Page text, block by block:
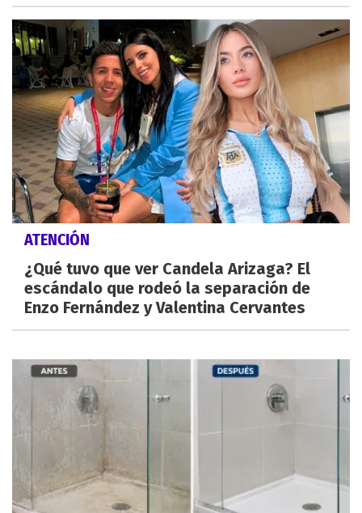
ATENCIÓN
¿Qué tuvo que ver Candela Arizaga? El
escándalo que rodeó la separación de
Enzo Fernández y Valentina Cervantes